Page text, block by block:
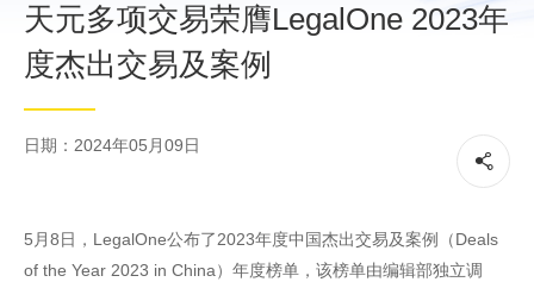
天元多项交易荣膺LegalOne 2023年
度杰出交易及案例
日期：2024年05月09日
5月8日，LegalOne公布了2023年度中国杰出交易及案例（Deals
of the Year 2023 in China）年度榜单，该榜单由编辑部独立调